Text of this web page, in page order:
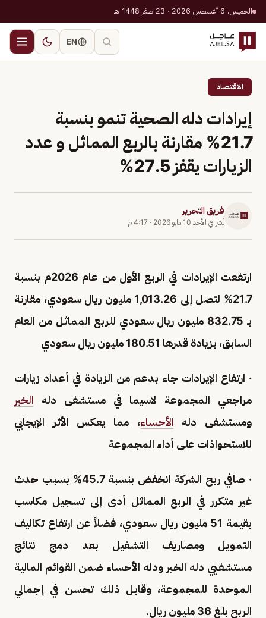
الخميس، 6 أغسطس 2026 · 23 صفر 1448 هـ
EN
الاقتصاد
إيرادات دله الصحية تنمو بنسبة
21.7% مقارنة بالربع المماثل و عدد
الزيارات يقفز 27.5%
فريق التحرير
نُشر في الأحد 10 مايو 2026 · 4:17 م
ارتفعت الإيرادات في الربع الأول من عام 2026م بنسبة
21.7% لتصل إلى 1,013.26 مليون ريال سعودي، مقارنة
بـ 832.75 مليون ريال سعودي للربع المماثل من العام
السابق، بزيادة قدرها 180.51 مليون ريال سعودي
· ارتفاع الإيرادات جاء بدعم من الزيادة في أعداد زيارات
مراجعي المجموعة لاسيما في مستشفى دله الخبر
ومستشفى دله الأحساء، مما يعكس الأثر الإيجابي
للاستحواذات على أداء المجموعة
· صافي ربح الشركة انخفض بنسبة 45.7% بسبب حدث
غير متكرر في الربع المماثل أدى إلى تسجيل مكاسب
بقيمة 51 مليون ريال سعودي، فضلاً عن ارتفاع تكاليف
التمويل ومصاريف التشغيل بعد دمج نتائج
مستشفيي دله الخبر ودله الأحساء ضمن القوائم المالية
الموحدة للمجموعة، وقابل ذلك تحسن في إجمالي
الربح بلغ 36 مليون ريال.